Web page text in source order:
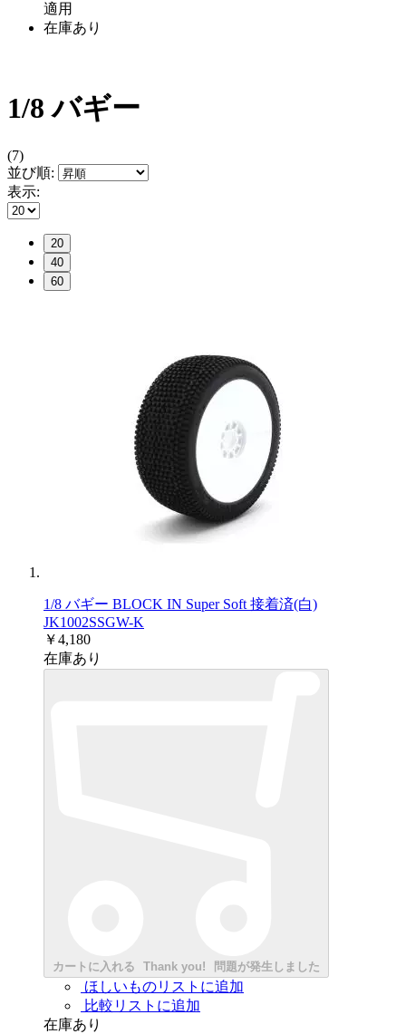
適用
在庫あり
1/8 バギー
(7)
並び順:
表示:
20
40
60
1/8 バギー BLOCK IN Super Soft 接着済(白)
JK1002SSGW-K
￥4,180
在庫あり
カートに入れる Thank you! 問題が発生しました
ほしいものリストに追加
比較リストに追加
在庫あり